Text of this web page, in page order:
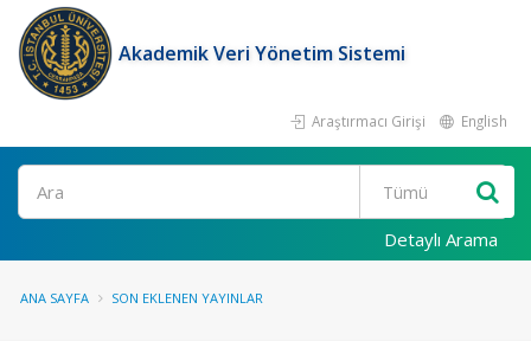
Akademik Veri Yönetim Sistemi
Araştırmacı Girişi English
Ara
Detaylı Arama
ANA SAYFA SON EKLENEN YAYINLAR